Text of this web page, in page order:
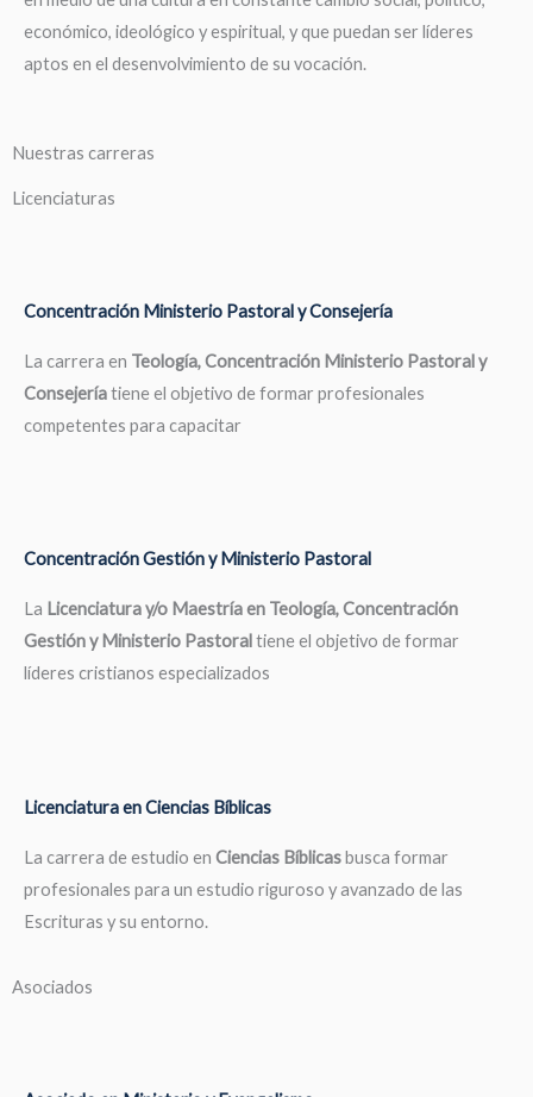
económico, ideológico y espiritual, y que puedan ser líderes
aptos en el desenvolvimiento de su vocación.
Nuestras carreras
Licenciaturas
Concentración Ministerio Pastoral y Consejería
La carrera en Teología, Concentración Ministerio Pastoral y
Consejeríatiene el objetivo de formar profesionales
competentes para capacitar
Concentración Gestión y Ministerio Pastoral
La Licenciatura y/o Maestría en Teología, Concentración
Gestión y Ministerio Pastoraltiene el objetivo de formar
líderes cristianos especializados
Licenciatura en Ciencias Bíblicas
La carrera de estudio en Ciencias Bíblicasbusca formar
profesionales para un estudio riguroso y avanzado de las
Escrituras y su entorno.
Asociados